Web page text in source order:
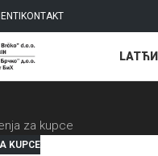
KONTAKT
LAT
za kupce
KUPCE